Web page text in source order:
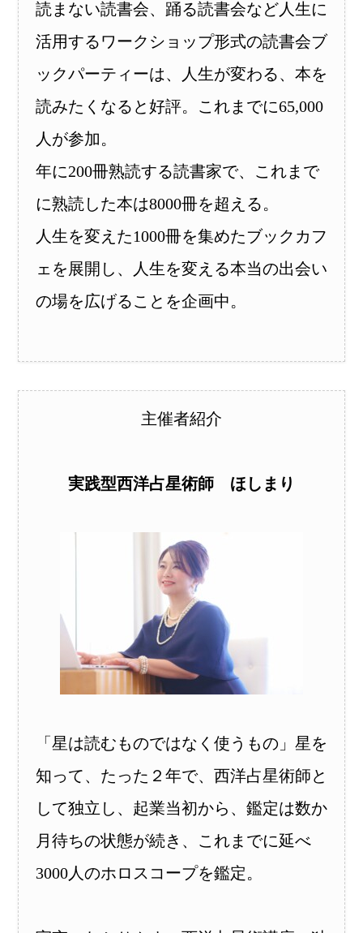
読まない読書会、踊る読書会など人生に
活用するワークショップ形式の読書会ブ
ックパーティーは、人生が変わる、本を
読みたくなると好評。これまでに65,000
人が参加。
年に200冊熟読する読書家で、これまで
に熟読した本は8000冊を超える。
人生を変えた1000冊を集めたブックカフ
ェを展開し、人生を変える本当の出会い
の場を広げることを企画中。
主催者紹介
実践型西洋占星術師 ほしまり
「星は読むものではなく使うもの」星を
知って、たった２年で、西洋占星術師と
して独立し、起業当初から、鑑定は数か
月待ちの状態が続き、これまでに延べ
3000人のホロスコープを鑑定。